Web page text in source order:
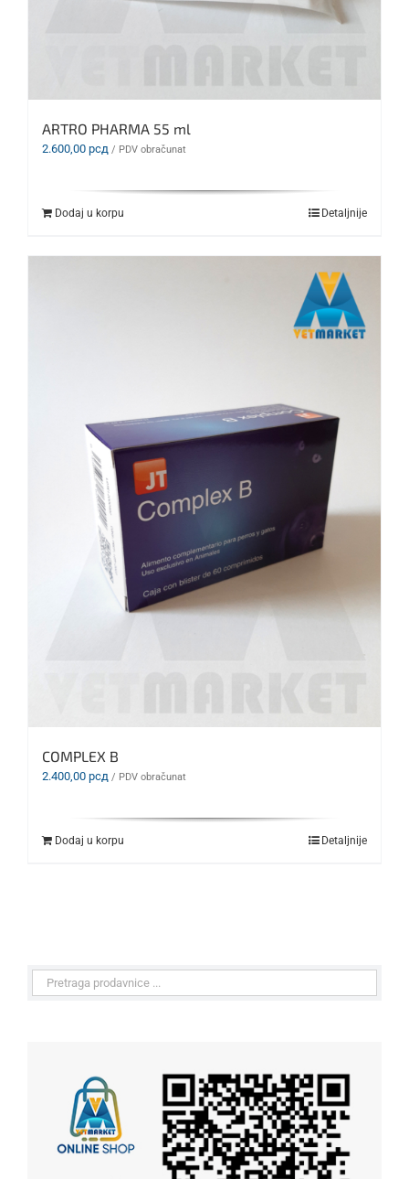
ARTRO PHARMA 55 ml
2.600,00 рсд / PDV obračunat
Dodaj u korpu Detaljnije
COMPLEX B
2.400,00 рсд / PDV obračunat
Dodaj u korpu Detaljnije